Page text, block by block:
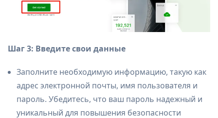
Шаг 3: Введите свои данные
Заполните необходимую информацию, такую как
адрес электронной почты, имя пользователя и
пароль. Убедитесь, что ваш пароль надежный и
уникальный для повышения безопасности